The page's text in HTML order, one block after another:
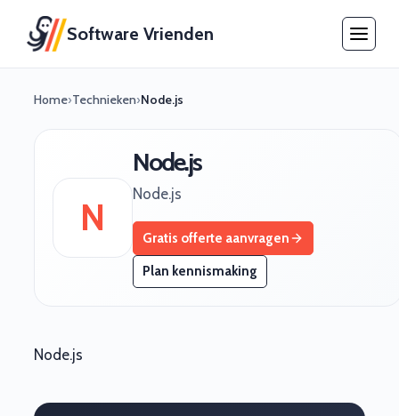
Software Vrienden
Home›Technieken›Node.js
N
Node.js
Node.js
Gratis offerte aanvragen
Plan kennismaking
Node.js